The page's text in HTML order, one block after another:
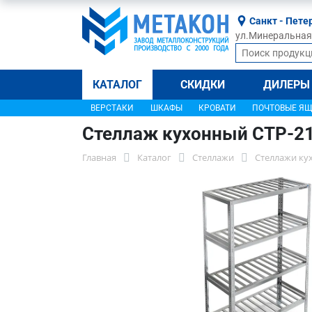
Санкт -
КАТАЛОГ СКИДКИ ДИЛЕРЫ
ВЕРСТАКИ ШКАФЫ КРОВАТИ ПОЧТОВЫЕ
Стеллаж кухонный СТР-
Главная Каталог Стеллажи Стеллажи